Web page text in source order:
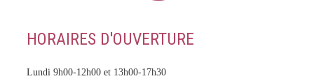
HORAIRES D'OUVERTURE
Lundi 9h00-12h00 et 13h00-17h30